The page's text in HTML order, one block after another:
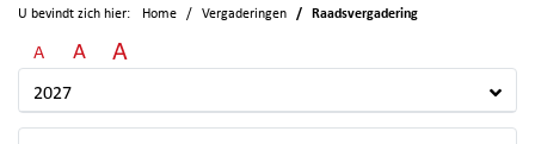
U bevindt zich hier: Home Vergaderingen Raadsvergadering
A A A
2027